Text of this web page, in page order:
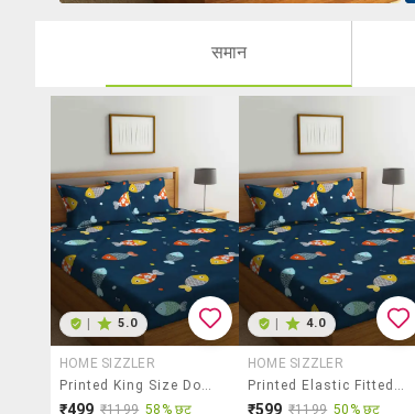
समान
5.0
HOME SIZZLER
Printed King Size Double Bedsheet With Pillow Cover
₹499 ₹1199 58% छूट
4.0
HOME SIZZLER
Printed Elastic Fitted King Size Double Bedsheet With Pillow Cover
₹599 ₹1199 50% छूट